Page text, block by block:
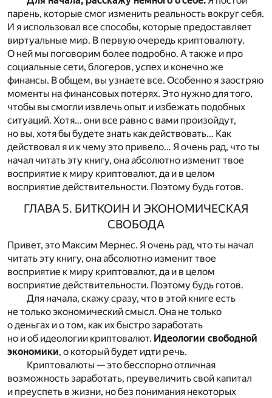
парень, которые смог изменить реальность вокруг себя.
И я использовал все способы, которые предоставляет
виртуальные мир. В первую очередь криптовалюту.
О ней мы поговорим более подробно. А также и про
социальные сети, блогеров, успех и конечно же
финансы. В общем, вы узнаете все. Особенно я заостряю
моменты на финансовых потерях. Это нужно для того,
чтобы вы смогли извлечь опыт и избежать подобных
ситуаций. Хотя… они все равно с вами произойдут,
но вы, хотя бы будете знать как действовать… Как
действовал я и к чему это привело… Я очень рад, что ты
начал читать эту книгу, она абсолютно изменит твое
восприятие к миру криптовалют, да и в целом
восприятие действительности. Поэтому будь готов.
ГЛАВА 5. БИТКОИН И ЭКОНОМИЧЕСКАЯ
СВОБОДА
Привет, это Максим Мернес. Я очень рад, что ты начал
читать эту книгу, она абсолютно изменит твое
восприятие к миру криптовалют, да и в целом
восприятие действительности. Поэтому будь готов.
Для начала, скажу сразу, что в этой книге есть
не только экономический смысл. Она не только
о деньгах и о том, как их быстро заработать
но и об идеологии криптовалют. Идеологии свободной
экономики, о который будет идти речь.
Криптовалюты — это бесспорно отличная
возможность заработать, преувеличить свой капитал
и преуспеть в жизни, но без понимания некоторых